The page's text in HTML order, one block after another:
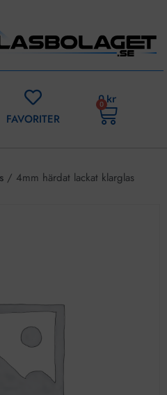
FAVORITER
0kr
0
/ 4mm härdat lackat klarglas